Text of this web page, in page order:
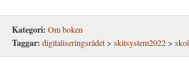
Kategori: Om boken
Taggar: digitaliseringsrådet> skitsystem2022>